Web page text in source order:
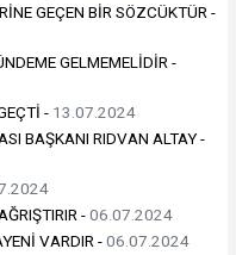
GEÇEN BİR SÖZCÜKTÜR -
GELMEMELİDİR -
- 13.07.2024
BAŞKANI RIDVAN ALTAY -
-06.07.2024
VARDIR -06.07.2024